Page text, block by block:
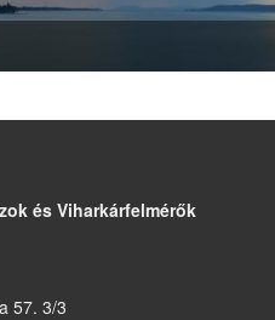
és Viharkárfelmérők
57. 3/3